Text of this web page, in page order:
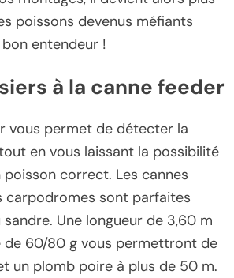
poissons devenus méfiants
entendeur !
à la canne feeder
vous permet de détecter la
en vous laissant la possibilité
correct. Les cannes
carpodromes sont parfaites
Une longueur de 3,60 m
de 60/80 g vous permettront de
un plomb poire à plus de 50 m.